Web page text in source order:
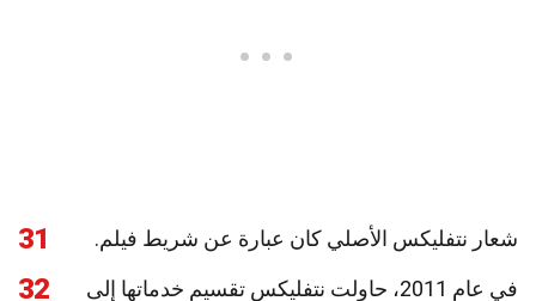
31 شعار نتفليكس الأصلي كان عبارة عن شريط فيلم.
32
في عام 2011، حاولت نتفليكس تقسيم خدماتها إلى